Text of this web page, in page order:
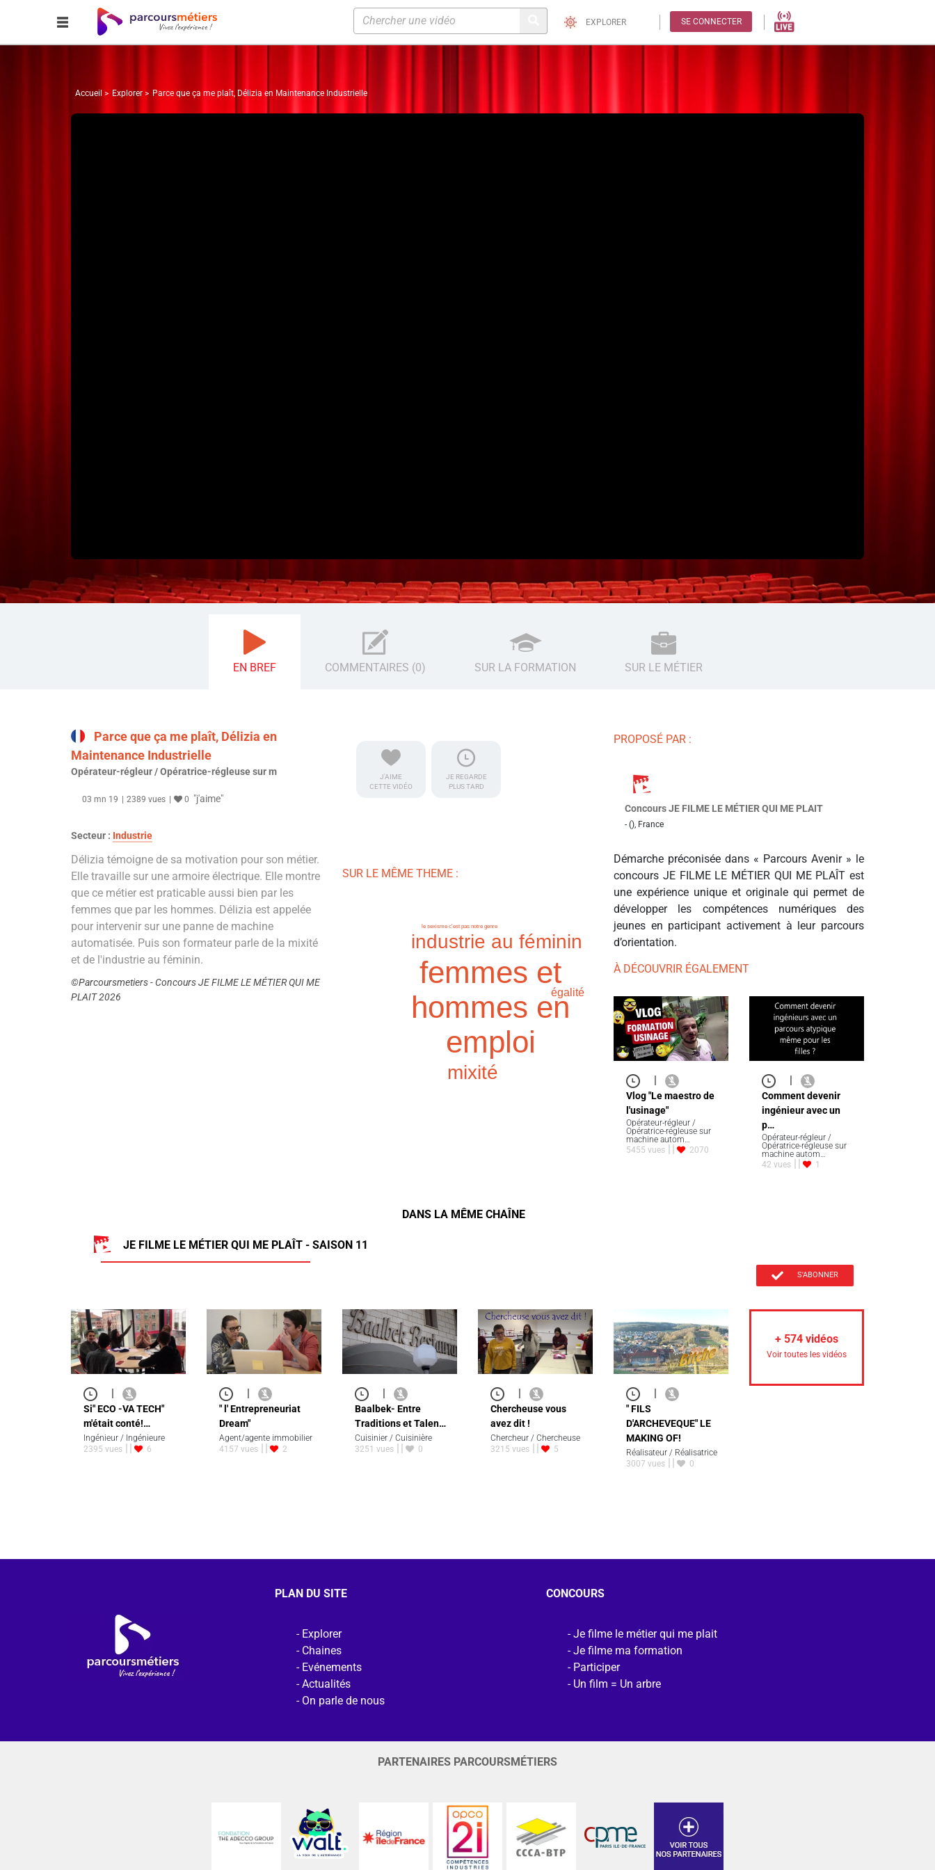
EXPLORER SE CONNECTER
Accueil Explorer Parce que ça me plaît, Délizia en Maintenance Industrielle
EN BREF COMMENTAIRES (0) SUR LA FORMATION SUR LE MÉTIER
Parce que ça me plaît, Délizia en
Maintenance Industrielle
Opérateur-régleur / Opératrice-régleuse sur m
03 mn 19 2389 vues 0 "j'aime"
Secteur : Industrie
Délizia témoigne de sa motivation pour son métier.
Elle travaille sur une armoire électrique. Elle montre
que ce métier est praticable aussi bien par les
femmes que par les hommes. Délizia est appelée
pour intervenir sur une panne de machine
automatisée. Puis son formateur parle de la mixité
et de l'industrie au féminin.
©Parcoursmetiers - Concours JE FILME LE MÉTIER QUI ME
PLAIT 2026
J'AIME
CETTE VIDÉO
JE REGARDE
PLUS TARD
SUR LE MÊME THEME :
femmes et
hommes en
emploi
mixité
industrie au féminin
égalité
le sexisme c'est pas notre genre
PROPOSÉ PAR :
Concours JE FILME LE MÉTIER QUI ME PLAIT
- (), France
Démarche préconisée dans « Parcours Avenir » le
concours JE FILME LE MÉTIER QUI ME PLAÎT est
une expérience unique et originale qui permet de
développer les compétences numériques des
jeunes en participant activement à leur parcours
d’orientation.
À DÉCOUVRIR ÉGALEMENT
Vlog "Le maestro de
l'usinage"
Opérateur-régleur /
Opératrice-régleuse sur
machine autom…
5455 vues
2070
Comment devenir
ingénieur avec un
p…
Opérateur-régleur /
Opératrice-régleuse sur
machine autom…
42 vues
1
DANS LA MÊME CHAÎNE
JE FILME LE MÉTIER QUI ME PLAÎT - SAISON 11
S'ABONNER
Si" ECO -VA TECH"
m'était conté!…
Ingénieur / Ingénieure
2395 vues
6
" l' Entrepreneuriat
Dream"
Agent/agente immobilier
4157 vues
2
Baalbek- Entre
Traditions et Talen…
Cuisinier / Cuisinière
3251 vues
0
Chercheuse vous
avez dit !
Chercheur / Chercheuse
3215 vues
5
" FILS
D'ARCHEVEQUE" LE
MAKING OF!
Réalisateur / Réalisatrice
3007 vues
0
+ 574 vidéos
Voir toutes les vidéos
PLAN DU SITE
Explorer
Chaines
Evénements
Actualités
On parle de nous
CONCOURS
Je filme le métier qui me plait
Je filme ma formation
Participer
Un film = Un arbre
PARTENAIRES PARCOURSMÉTIERS